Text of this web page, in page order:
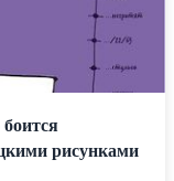
рисунками